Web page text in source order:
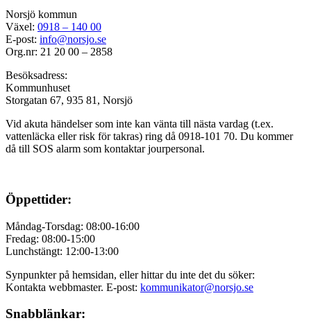
Norsjö kommun
Växel: 0918 – 140 00
E-post: info@norsjo.se
Org.nr: 21 20 00 – 2858
Besöksadress:
Kommunhuset
Storgatan 67, 935 81, Norsjö
Vid akuta händelser som inte kan vänta till nästa vardag (t.ex.
vattenläcka ellerrisk för takras) ring då 0918-101 70. Du kommer
då till SOS alarm som kontaktar jourpersonal.
Öppettider:
Måndag-Torsdag: 08:00-16:00
Fredag: 08:00-15:00
Lunchstängt: 12:00-13:00
Synpunkter på hemsidan, eller hittar du inte det du söker:
Kontakta webbmaster. E-post: kommunikator@norsjo.se
Snabblänkar: